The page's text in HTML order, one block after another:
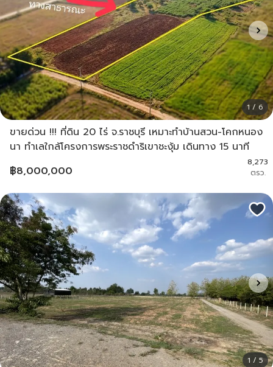
1 / 6
ขายด่วน !!! ที่ดิน 20 ไร่ จ.ราชบุรี เหมาะทำบ้านสวน-โคกหนอง
นา ทำเลใกล้โครงการพระราชดำริเขาชะงุ้ม เดินทาง 15 นาที
฿8,000,000
8,273
ตรว.
1 / 5